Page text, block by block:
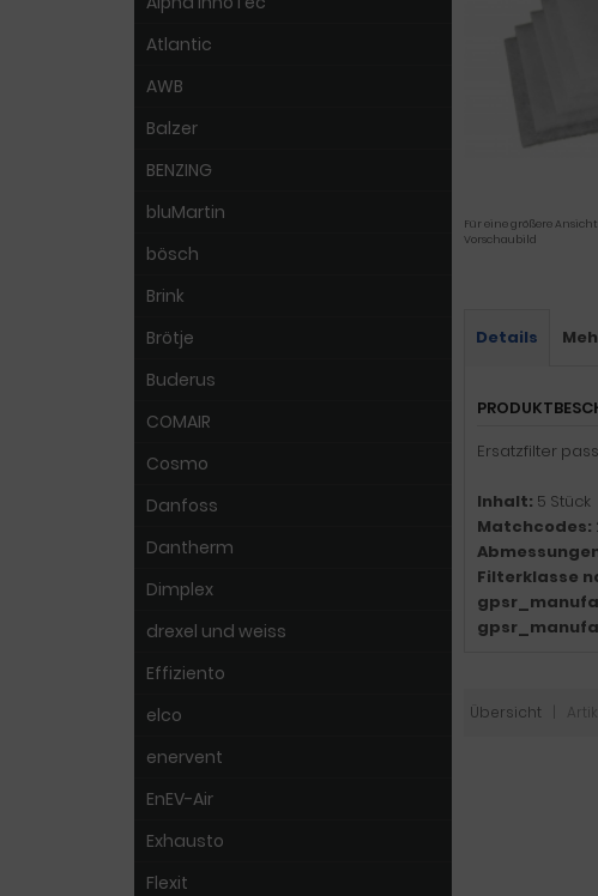
Für eine größere
Vorschaubild
Details
Ersatzfilter
Inhalt: 5 Stück
Matchcodes:
Filterklasse
Übersicht |
Atlantic
AWB
Balzer
BENZING
bluMartin
bösch
Brink
Brötje
Buderus
COMAIR
Cosmo
Danfoss
Dantherm
Dimplex
drexel und weiss
Effiziento
elco
enervent
EnEV-Air
Exhausto
Flexit